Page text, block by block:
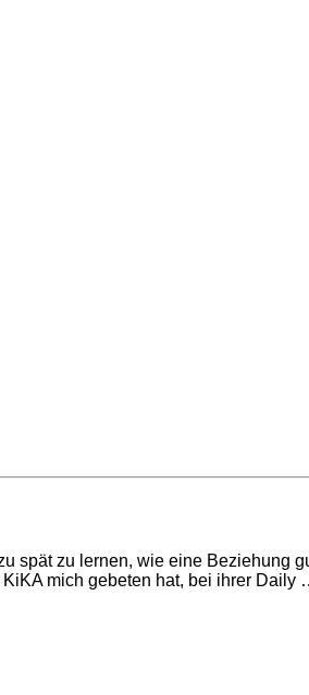
zu lernen, wie eine Beziehung
mich gebeten hat, bei ihrer Daily